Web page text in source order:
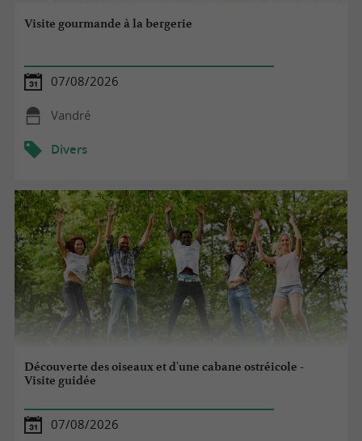
Visite gourmande à la bergerie
07/08/2026
Vandré
Divers
Découverte des oiseaux et d'une cabane ostréicole -
Visite guidée
07/08/2026